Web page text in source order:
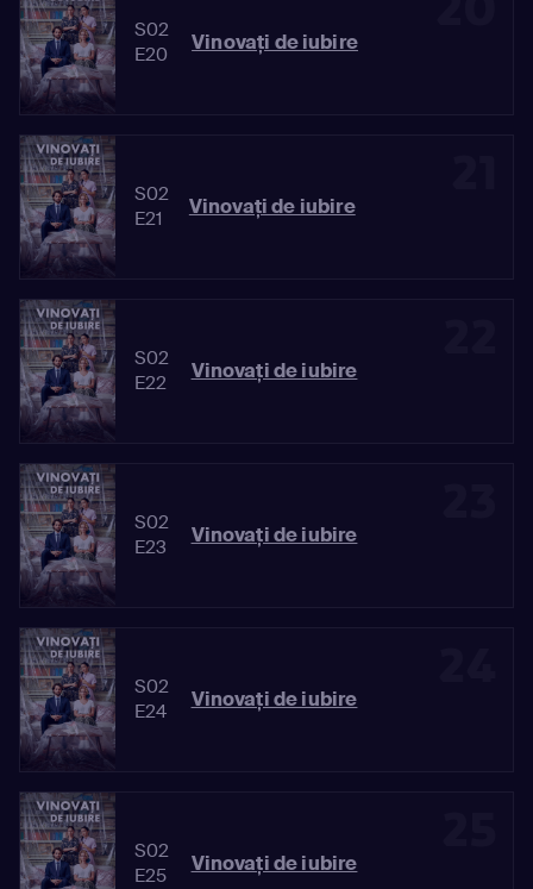
S02
E20
Vinovaţi de iubire
S02
E21
Vinovaţi de iubire
S02
E22
Vinovaţi de iubire
S02
E23
Vinovaţi de iubire
S02
E24
Vinovaţi de iubire
S02
E25
Vinovaţi de iubire